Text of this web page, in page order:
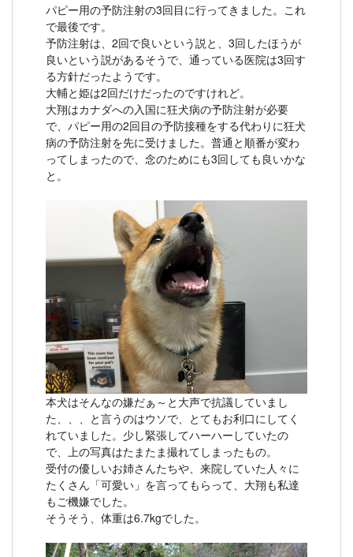
パピー用の予防注射の3回目に行ってきました。これ
で最後です。
予防注射は、2回で良いという説と、3回したほうが
良いという説があるそうで、通っている医院は3回す
る方針だったようです。
大輔と姫は2回だけだったのですけれど。
大翔はカナダへの入国に狂犬病の予防注射が必要
で、パピー用の2回目の予防接種をする代わりに狂犬
病の予防注射を先に受けました。普通と順番が変わ
ってしまったので、念のためにも3回しても良いかな
と。
本犬はそんなの嫌だぁ～と大声で抗議していまし
た、、、と言うのはウソで、とてもお利口にしてく
れていました。少し緊張してハーハーしていたの
で、上の写真はたまたま撮れてしまったもの。
受付の優しいお姉さんたちや、来院していた人々に
たくさん「可愛い」を言ってもらって、大翔も私達
もご機嫌でした。
そうそう、体重は6.7kgでした。